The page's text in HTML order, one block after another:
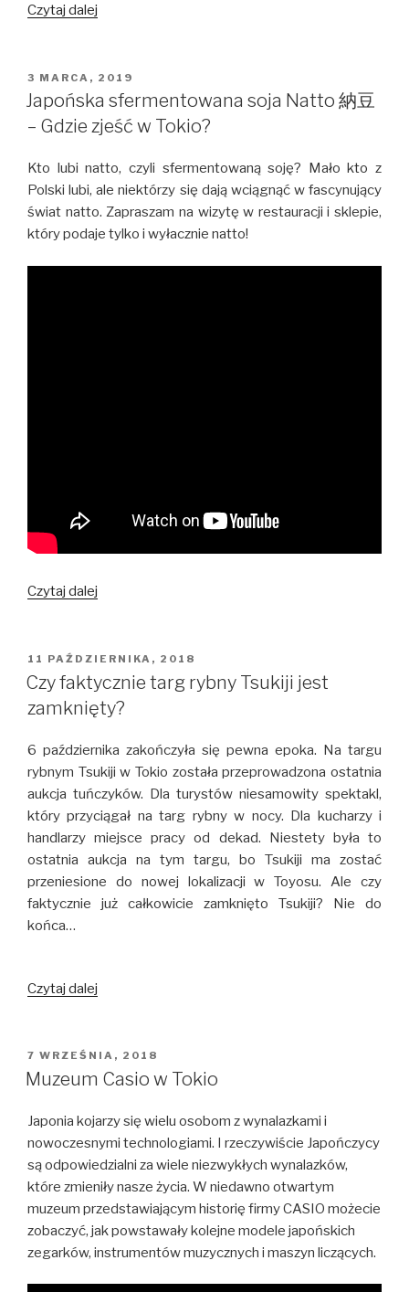
Czytaj dalej
i
Monzen
Nakacho
–
Uliczna
fotografia
w
Tokio
OPUBLIKOWANE
W
3 MARCA, 2019
Japońska sfermentowana soja Natto 納豆
– Gdzie zjeść w Tokio?
Kto lubi natto, czyli sfermentowaną soję? Mało kto z
Polski lubi, ale niektórzy się dają wciągnąć w fascynujący
świat natto. Zapraszam na wizytę w restauracji i sklepie,
który podaje tylko i wyłacznie natto!
Czytaj dalej
Natto
納
豆
Gdzie
zjeść
w
Tokio?
OPUBLIKOWANE
W
11 PAŹDZIERNIKA, 2018
Czy faktycznie targ rybny Tsukiji jest
zamknięty?
6 października zakończyła się pewna epoka. Na targu
rybnym Tsukiji w Tokio została przeprowadzona ostatnia
aukcja tuńczyków. Dla turystów niesamowity spektakl,
który przyciągał na targ rybny w nocy. Dla kucharzy i
handlarzy miejsce pracy od dekad. Niestety była to
ostatnia aukcja na tym targu, bo Tsukiji ma zostać
przeniesione do nowej lokalizacji w Toyosu. Ale czy
faktycznie już całkowicie zamknięto Tsukiji? Nie do
końca…
Czytaj dalej
rybny
Tsukiji
zamknięty?
OPUBLIKOWANE
W
7 WRZEŚNIA, 2018
Muzeum Casio w Tokio
Japonia kojarzy się wielu osobom z wynalazkami i
nowoczesnymi technologiami. I rzeczywiście Japończycy
są odpowiedzialni za wiele niezwykłych wynalazków,
które zmieniły nasze życia. W niedawno otwartym
muzeum przedstawiającym historię firmy CASIO możecie
zobaczyć, jak powstawały kolejne modele japońskich
zegarków, instrumentów muzycznych i maszyn liczących.